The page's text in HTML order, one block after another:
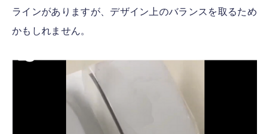
ラインがありますが、デザイン上のバランスを取るため
かもしれません。